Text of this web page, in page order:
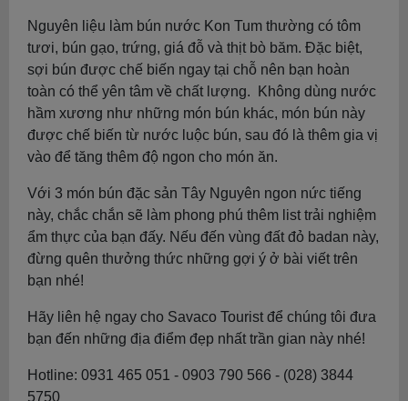
Nguyên liệu làm bún nước Kon Tum thường có tôm
tươi, bún gạo, trứng, giá đỗ và thịt bò băm. Đặc biệt,
sợi bún được chế biến ngay tại chỗ nên bạn hoàn
toàn có thể yên tâm về chất lượng. Không dùng nước
hầm xương như những món bún khác, món bún này
được chế biến từ nước luộc bún, sau đó là thêm gia vị
vào để tăng thêm độ ngon cho món ăn.
Với 3 món bún đặc sản Tây Nguyên ngon nức tiếng
này, chắc chắn sẽ làm phong phú thêm list trải nghiệm
ẩm thực của bạn đấy. Nếu đến vùng đất đỏ badan này,
đừng quên thưởng thức những gợi ý ở bài viết trên
bạn nhé!
Hãy liên hệ ngay cho Savaco Tourist để chúng tôi đưa
bạn đến những địa điểm đẹp nhất trần gian này nhé!
Hotline: 0931 465 051 - 0903 790 566 - (028) 3844
5750